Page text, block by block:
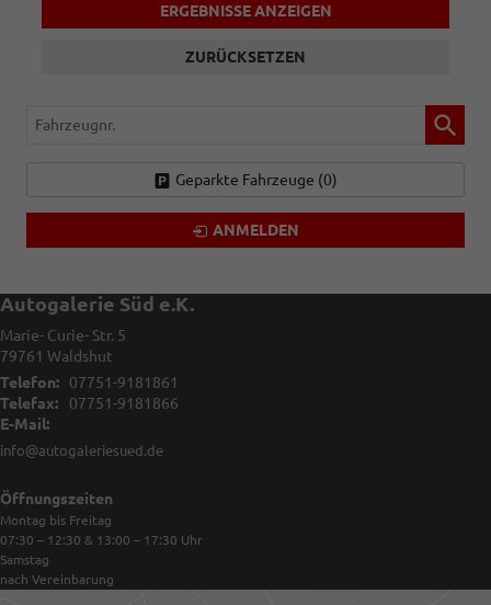
ERGEBNISSE ANZEIGEN
ZURÜCKSETZEN
Fahrzeugnr.
Geparkte Fahrzeuge (0)
ANMELDEN
Autogalerie Süd e.K.
Marie- Curie- Str. 5
79761 Waldshut
Telefon:
07751-9181861
Telefax:
07751-9181866
E-Mail:
info@autogaleriesued.de
Öffnungszeiten
Montag bis Freitag
07:30 – 12:30 & 13:00 – 17:30 Uhr
Samstag
nach Vereinbarung